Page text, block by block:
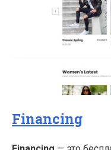
Financing